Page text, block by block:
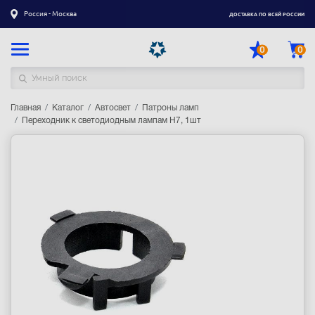
Россия - Москва ДОСТАВКА ПО ВСЕЙ РОССИИ
0 0
Каталог товаров
Контакты
Оптовым и корпоративным клиентам
Главная Каталог Автосвет
Патроны ламп
Переходник к светодиодным лампам H7, 1шт